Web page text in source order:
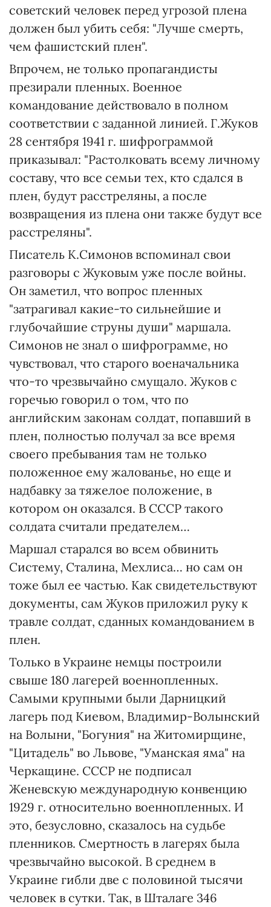
советский человек перед угрозой плена
должен был убить себя: "Лучше смерть,
чем фашистский плен".
Впрочем, не только пропагандисты
презирали пленных. Военное
командование действовало в полном
соответствии с заданной линией. Г.Жуков
28 сентября 1941 г. шифрограммой
приказывал: "Растолковать всему личному
составу, что все семьи тех, кто сдался в
плен, будут расстреляны, а после
возвращения из плена они также будут все
расстреляны".
Писатель К.Симонов вспоминал свои
разговоры с Жуковым уже после войны.
Он заметил, что вопрос пленных
"затрагивал какие-то сильнейшие и
глубочайшие струны души" маршала.
Симонов не знал о шифрограмме, но
чувствовал, что старого военачальника
что-то чрезвычайно смущало. Жуков с
горечью говорил о том, что по
английским законам солдат, попавший в
плен, полностью получал за все время
своего пребывания там не только
положенное ему жалованье, но еще и
надбавку за тяжелое положение, в
котором он оказался. В СССР такого
солдата считали предателем…
Маршал старался во всем обвинить
Систему, Сталина, Мехлиса… но сам он
тоже был ее частью. Как свидетельствуют
документы, сам Жуков приложил руку к
травле солдат, сданных командованием в
плен.
Только в Украине немцы построили
свыше 180 лагерей военнопленных.
Самыми крупными были Дарницкий
лагерь под Киевом, Владимир-Волынский
на Волыни, "Богуния" на Житомирщине,
"Цитадель" во Львове, "Уманская яма" на
Черкащине. СССР не подписал
Женевскую международную конвенцию
1929 г. относительно военнопленных. И
это, безусловно, сказалось на судьбе
пленников. Смертность в лагерях была
чрезвычайно высокой. В среднем в
Украине гибли две с половиной тысячи
человек в сутки. Так, в Шталаге 346